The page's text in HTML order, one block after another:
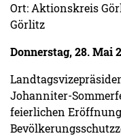
Ort: Aktionskreis
Görlitz
Donnerstag, 28. Mai
Johanniter-
feierlichen